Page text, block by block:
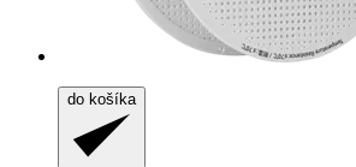
do košíka